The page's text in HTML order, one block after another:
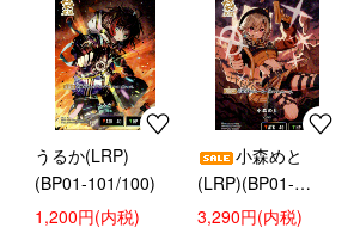
うるか(LRP)
(BP01-101/100)
1,200円(内税)
小森めと
(LRP)(BP01-
102/100)
3,290円(内税)